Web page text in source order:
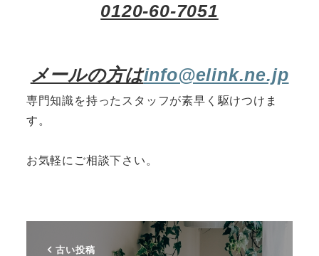
0120-60-7051
メールの方はinfo@elink.ne.jp
専門知識を持ったスタッフが素早く駆けつけま
す。
お気軽にご相談下さい。
古い投稿